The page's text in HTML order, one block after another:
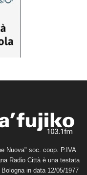
Nuova" soc. coop. P.IVA
Radio Città è una testata
in data 12/05/1977